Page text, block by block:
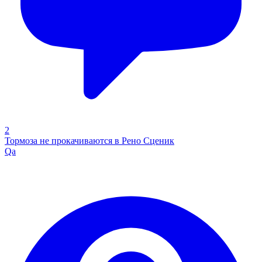
2
Тормоза не прокачиваются в Рено Сценик
Qa